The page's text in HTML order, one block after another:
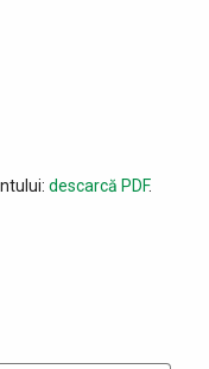
descarcă PDF.